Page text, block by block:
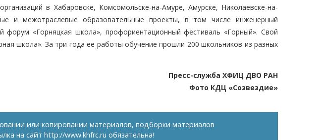
в Хабаровске, Комсомольске-на-Амуре, Амурске, Николаевске-на-
и межотраслевые образовательные проекты, в том числе инженерный
форум «Горняцкая школа», профориентационный фестиваль «Горный». Свой
школа». За три года ее работы обучение прошли 200 школьников из разных
Пресс-служба ХФИЦ ДВО РАН
Фото КДЦ «Созвездие»
или копировании материалов, подборки материалов
на сайт http://www.khfrc.ru обязательна!